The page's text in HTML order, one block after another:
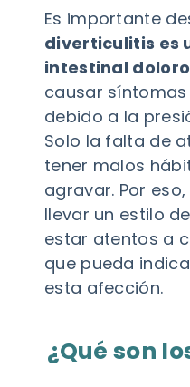
Es importante
diverticulitis es
intestinal
causar
debido a la
Solo la falta de
tener malos
agravar. Por
llevar un estilo
estar atentos a
que pueda
esta afección.
¿Qué son